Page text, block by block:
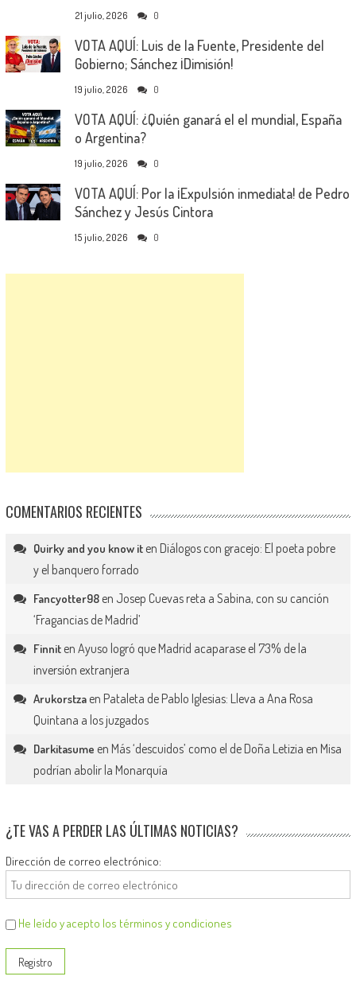
21 julio, 2026 0
VOTA AQUÍ: Luis de la Fuente, Presidente del
Gobierno; Sánchez ¡Dimisión!
19 julio, 2026 0
VOTA AQUÍ: ¿Quién ganará el el mundial, España
o Argentina?
19 julio, 2026 0
VOTA AQUÍ: Por la ¡Expulsión inmediata! de Pedro
Sánchez y Jesús Cintora
15 julio, 2026 0
COMENTARIOS RECIENTES
Quirky and you know iten Diálogos con gracejo: El poeta pobre
y el banquero forrado
Fancyotter98en Josep Cuevas reta a Sabina, con su canción
‘Fragancias de Madrid’
Finniten Ayuso logró que Madrid acaparase el 73% de la
inversión extranjera
Arukorstzaen Pataleta de Pablo Iglesias: Lleva a Ana Rosa
Quintana a los juzgados
Darkitasume en Más ‘descuidos’ como el de Doña Letizia en Misa
podrían abolir la Monarquía
¿TE VAS A PERDER LAS ÚLTIMAS NOTICIAS?
Dirección de correo electrónico:
He leído y acepto los términos y condiciones